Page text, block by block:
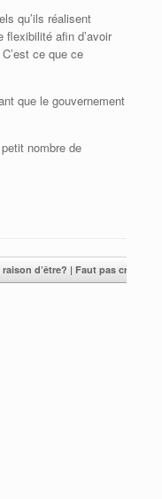
qu’ils réalisent
afin d’avoir
ce que ce
que le gouvernement
nombre de
d’être? | Faut pas croire